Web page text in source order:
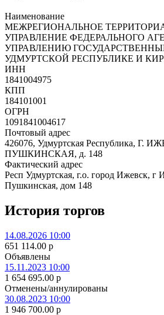
Наименование
МЕЖРЕГИОНАЛЬНОЕ
УПРАВЛЕНИЕ ФЕДЕРАЛЬНОГО
УПРАВЛЕНИЮ
УДМУРТСКОЙ РЕСПУБЛИКЕ И
ИНН
1841004975
КПП
184101001
ОГРН
1091841004617
Почтовый адрес
426076, Удмуртская Республика, Г.
ПУШКИНСКАЯ, д. 148
Фактический адрес
Респ Удмуртская, г.о. город Ижевск, г
Пушкинская, дом 148
История торгов
14.08.2026 10:00
651 114.00 p
Объявлены
15.11.2023 10:00
1 654 695.00 p
Отменены/аннулированы
30.08.2023 10:00
1 946 700.00 p